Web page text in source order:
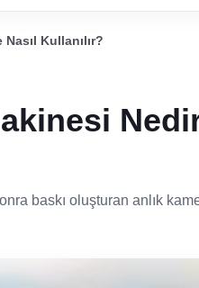
Kullanılır?
baskı oluşturan anlık